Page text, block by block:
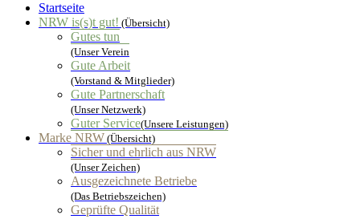
Startseite
NRW is(s)t gut! (Übersicht)
Gutes tun
(Unser Verein
Gute Arbeit
(Vorstand & Mitglieder)
Gute Partnerschaft
(Unser Netzwerk)
Guter Service(Unsere Leistungen)
Marke NRW (Übersicht)
Sicher und ehrlich aus NRW
(Unser Zeichen)
Ausgezeichnete Betriebe
(Das Betriebszeichen)
Geprüfte Qualität